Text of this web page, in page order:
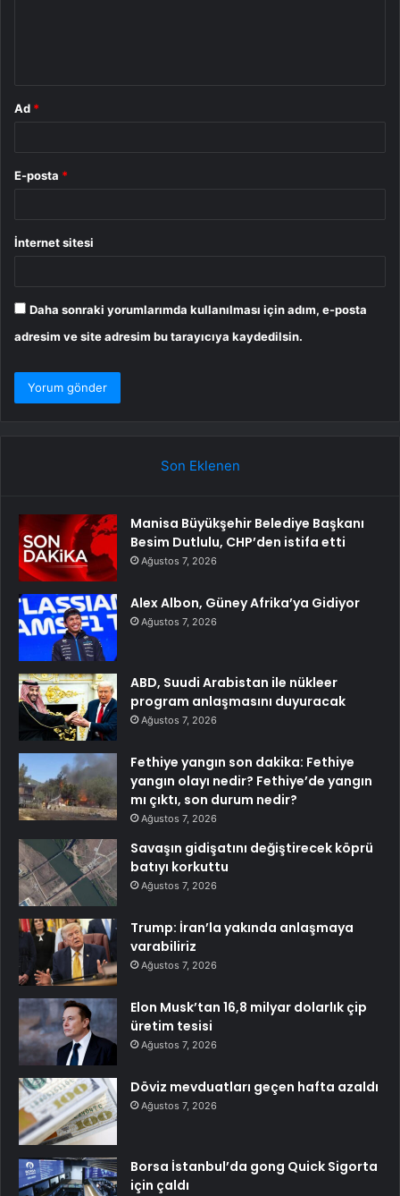
Ad *
E-posta *
İnternet sitesi
Daha sonraki yorumlarımda kullanılması için adım, e-posta
adresim ve site adresim bu tarayıcıya kaydedilsin.
Son Eklenen
Manisa Büyükşehir Belediye Başkanı
Besim Dutlulu, CHP’den istifa etti
Ağustos 7, 2026
Alex Albon, Güney Afrika’ya Gidiyor
Ağustos 7, 2026
ABD, Suudi Arabistan ile nükleer
program anlaşmasını duyuracak
Ağustos 7, 2026
Fethiye yangın son dakika: Fethiye
yangın olayı nedir? Fethiye’de yangın
mı çıktı, son durum nedir?
Ağustos 7, 2026
Savaşın gidişatını değiştirecek köprü
batıyı korkuttu
Ağustos 7, 2026
Trump: İran’la yakında anlaşmaya
varabiliriz
Ağustos 7, 2026
Elon Musk’tan 16,8 milyar dolarlık çip
üretim tesisi
Ağustos 7, 2026
Döviz mevduatları geçen hafta azaldı
Ağustos 7, 2026
Borsa İstanbul’da gong Quick Sigorta
için çaldı